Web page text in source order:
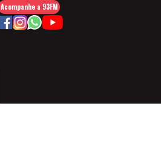
Acompanhe a 93FM